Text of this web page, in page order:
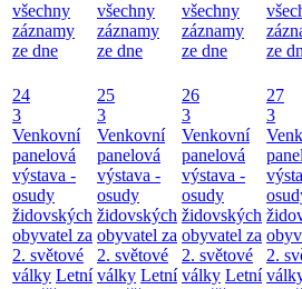
všechny
záznamy
ze dne
všechny
záznamy
ze dne
všechny
záznamy
ze dne
ze
24
3
Venkovní
panelová
výstava -
osudy
židovských
obyvatel za
2. světové
války Letní
25
3
Venkovní
panelová
výstava -
osudy
židovských
obyvatel za
2. světové
války Letní
26
3
Venkovní
panelová
výstava -
osudy
židovských
obyvatel za
2. světové
války Letní
27
3
2.